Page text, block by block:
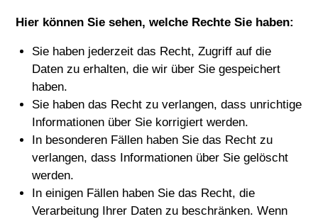
Hier können Sie sehen, welche Rechte Sie haben:
Sie haben jederzeit das Recht, Zugriff auf die
Daten zu erhalten, die wir über Sie gespeichert
haben.
Sie haben das Recht zu verlangen, dass unrichtige
Informationen über Sie korrigiert werden.
In besonderen Fällen haben Sie das Recht zu
verlangen, dass Informationen über Sie gelöscht
werden.
In einigen Fällen haben Sie das Recht, die
Verarbeitung Ihrer Daten zu beschränken. Wenn